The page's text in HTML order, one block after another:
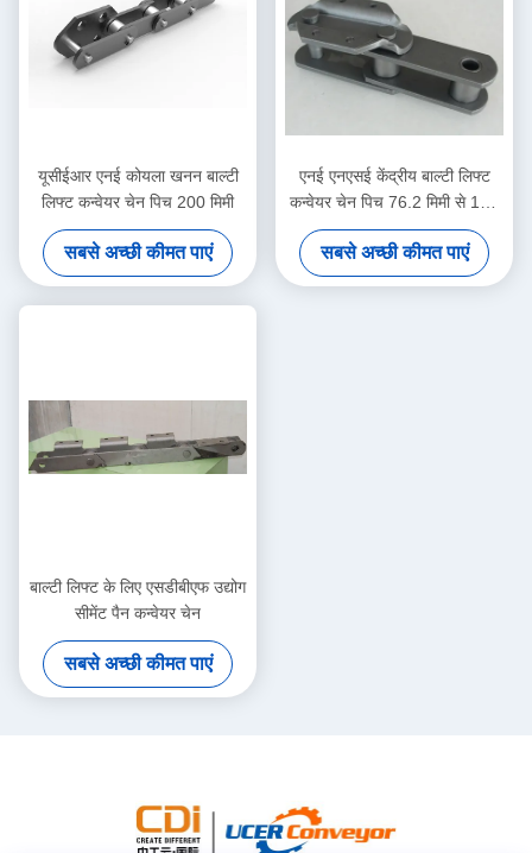
यूसीईआर एनई कोयला खनन बाल्टी
लिफ्ट कन्वेयर चेन पिच 200 मिमी
सबसे अच्छी कीमत पाएं
एनई एनएसई केंद्रीय बाल्टी लिफ्ट
कन्वेयर चेन पिच 76.2 मिमी से 150
मिमी
सबसे अच्छी कीमत पाएं
बाल्टी लिफ्ट के लिए एसडीबीएफ उद्योग
सीमेंट पैन कन्वेयर चेन
सबसे अच्छी कीमत पाएं